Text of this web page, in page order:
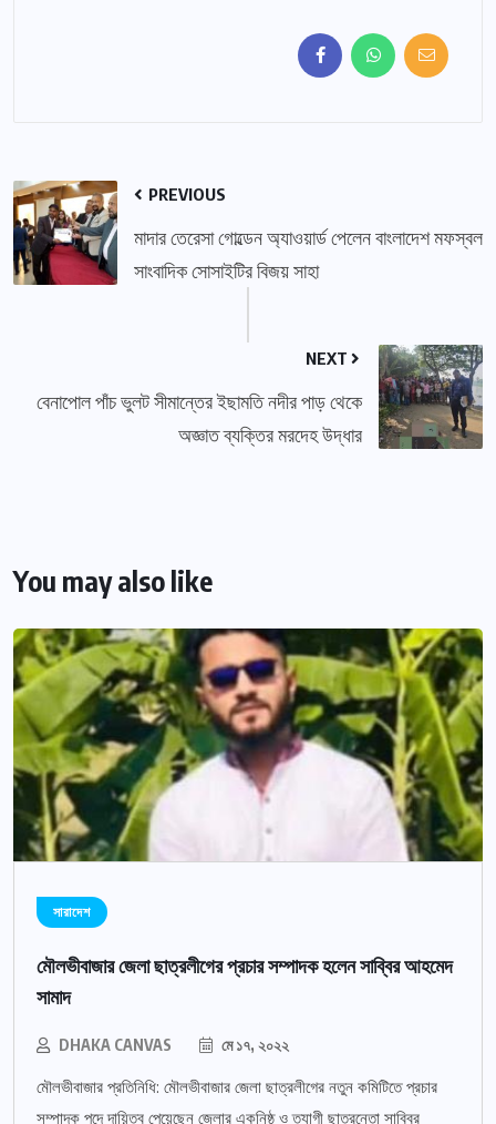
PREVIOUS
মাদার তেরেসা গোল্ডেন অ্যাওয়ার্ড পেলেন বাংলাদেশ মফস্বল
সাংবাদিক সোসাইটির বিজয় সাহা
NEXT
বেনাপোল পাঁচ ভুলট সীমান্তের ইছামতি নদীর পাড় থেকে
অজ্ঞাত ব্যক্তির মরদেহ উদ্ধার
You may also like
সারাদেশ
মৌলভীবাজার জেলা ছাত্রলীগের প্রচার সম্পাদক হলেন সাব্বির আহমেদ
সামাদ
DHAKA CANVAS মে ১৭, ২০২২
মৌলভীবাজার প্রতিনিধি: মৌলভীবাজার জেলা ছাত্রলীগের নতুন কমিটিতে প্রচার
সম্পাদক পদে দায়িত্ব পেয়েছেন জেলার একনিষ্ঠ ও ত্যাগী ছাত্রনেতা সাব্বির